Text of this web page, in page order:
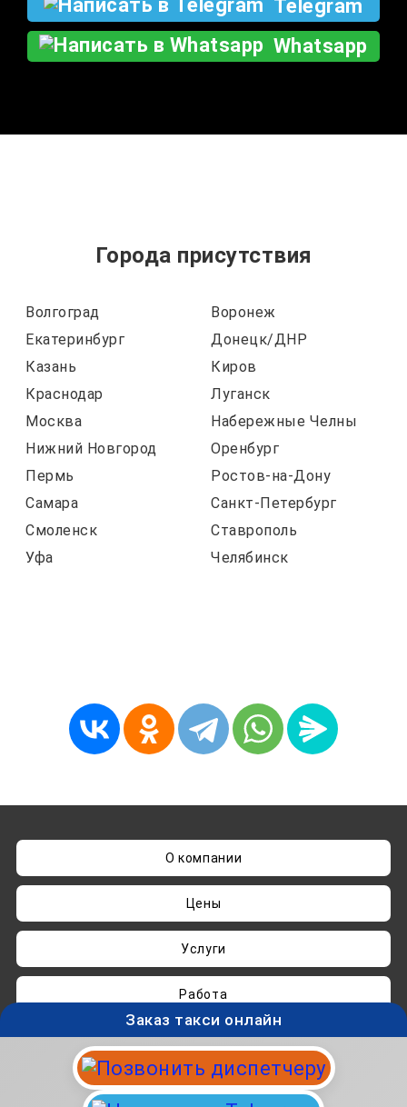
Telegram
Whatsapp
Города присутствия
Волгоград
Воронеж
Екатеринбург
Донецк/ДНР
Казань
Киров
Краснодар
Луганск
Москва
Набережные Челны
Нижний Новгород
Оренбург
Пермь
Ростов-на-Дону
Самара
Санкт-Петербург
Смоленск
Ставрополь
Уфа
Челябинск
О компании
Цены
Услуги
Работа
Нашли ошибку? Пишите наadmin@taksisvo.ru
Такси для СВОих - taksisvo.ru © 05.2025-2026.
Вся информация на данном сайте носит
Заказ такси онлайн